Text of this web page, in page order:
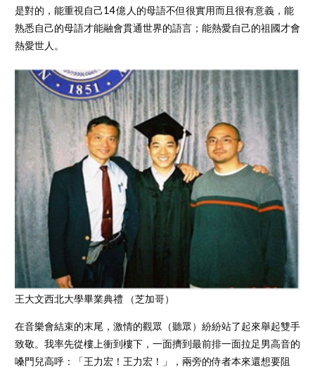
是對的，能重視自己14 億人的母語不但很實用而且很有意義，能
熟悉自己的母語才能融會貫通世界的語言；能熱愛自己的祖國才會
熱愛世人。
王大文西北大學畢業典禮 （芝加哥）
在音樂會結束的末尾，激情的觀眾（聽眾）紛紛站了起來舉起雙手
致敬。我率先從樓上衝到樓下，一面擠到最前排一面拉足男高音的
嗓門兒高呼：「王力宏！王力宏！」，兩旁的侍者本來還想要阻